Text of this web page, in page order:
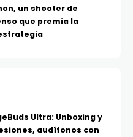
un shooter de
que premia la
Ultra: Unboxing y
audífonos con